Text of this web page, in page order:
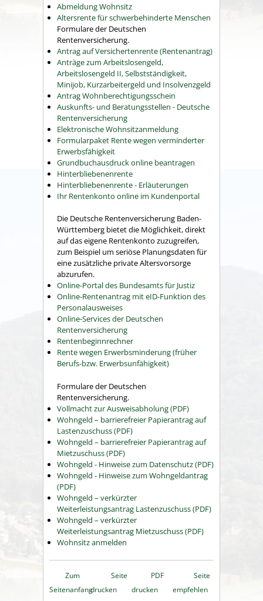
Abmeldung Wohnsitz
Altersrente für schwerbehinderte Menschen
Formulare der Deutschen
Rentenversicherung.
Antrag auf Versichertenrente (Rentenantrag)
Anträge zum Arbeitslosengeld,
Arbeitslosengeld II, Selbstständigkeit,
Minijob, Kurzarbeitergeld und Insolvenzgeld
Antrag Wohnberechtigungsschein
Auskunfts- und Beratungsstellen - Deutsche
Rentenversicherung
Elektronische Wohnsitzanmeldung
Formularpaket Rente wegen verminderter
Erwerbsfähigkeit
Grundbuchausdruck online beantragen
Hinterbliebenenrente
Hinterbliebenenrente - Erläuterungen
Ihr Rentenkonto online im Kundenportal
Die Deutsche Rentenversicherung Baden-
Württemberg bietet die Möglichkeit, direkt
auf das eigene Rentenkonto zuzugreifen,
zum Beispiel um seriöse Planungsdaten für
eine zusätzliche private Altersvorsorge
abzurufen.
Online-Portal des Bundesamts für Justiz
Online-Rentenantrag mit eID-Funktion des
Personalausweises
Online-Services der Deutschen
Rentenversicherung
Rentenbeginnrechner
Rente wegen Erwerbsminderung (früher
Berufs-bzw. Erwerbsunfähigkeit)
Formulare der Deutschen
Rentenversicherung.
Vollmacht zur Ausweisabholung (PDF)
Wohngeld – barrierefreier Papierantrag auf
Lastenzuschuss (PDF)
Wohngeld – barrierefreier Papierantrag auf
Mietzuschuss (PDF)
Wohngeld - Hinweise zum Datenschutz (PDF)
Wohngeld - Hinweise zum Wohngeldantrag
(PDF)
Wohngeld – verkürzter
Weiterleistungsantrag Lastenzuschuss (PDF)
Wohngeld – verkürzter
Weiterleistungsantrag Mietzuschuss (PDF)
Wohnsitz anmelden
Zum
Seitenanfang
Seite
drucken
PDF
drucken
Seite
empfehlen